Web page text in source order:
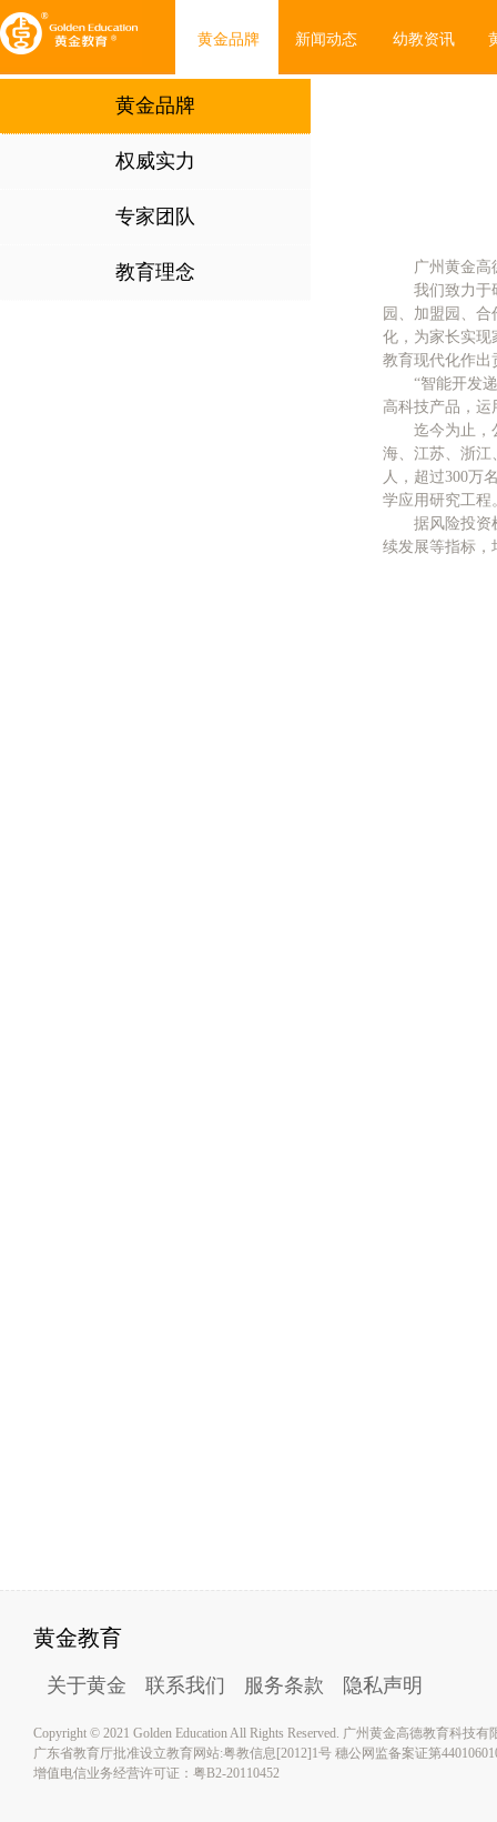
黄金品牌 新闻动态 幼教资讯
黄金品牌
权威实力
专家团队
教育理念
广州黄金高
我们致力于
园、加盟园、合
化，为家长实现
教育现代化作出
“智能开发
高科技产品，运
迄今为止，
海、江苏、浙江
人，超过300万
学应用研究工程
据风险投资机
续发展等指标，
黄金教育
关于黄金 联系我们 服务条款 隐私声明
Copyright © 2021 Golden Education All Rights Reserved. 广州黄金高德教育科技有
广东省教育厅批准设立教育网站:粤教信息[2012]1号 穗公网监备案证第
增值电信业务经营许可证：粤B2-20110452